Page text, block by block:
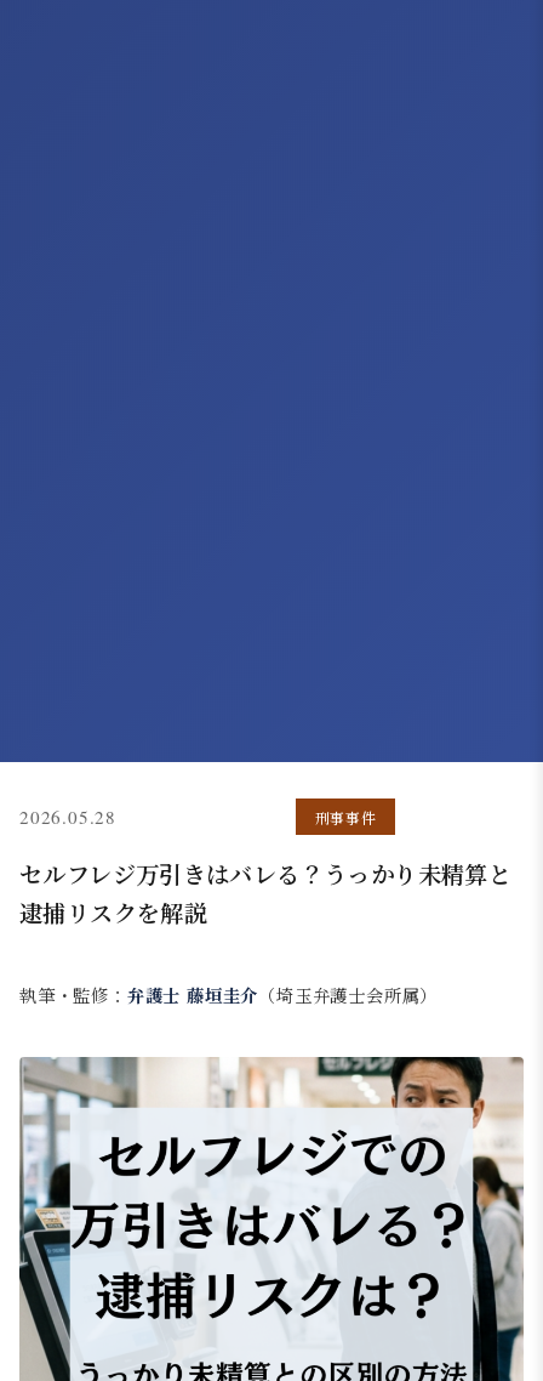
2026.05.28 刑事事件
セルフレジ万引きはバレる？うっかり未精算と
逮捕リスクを解説
執筆・監修： 弁護士 藤垣圭介 （埼玉弁護士会所属）